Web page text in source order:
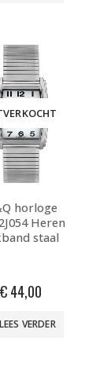
horloge
Heren
staal
€44,00
LEES VERDER